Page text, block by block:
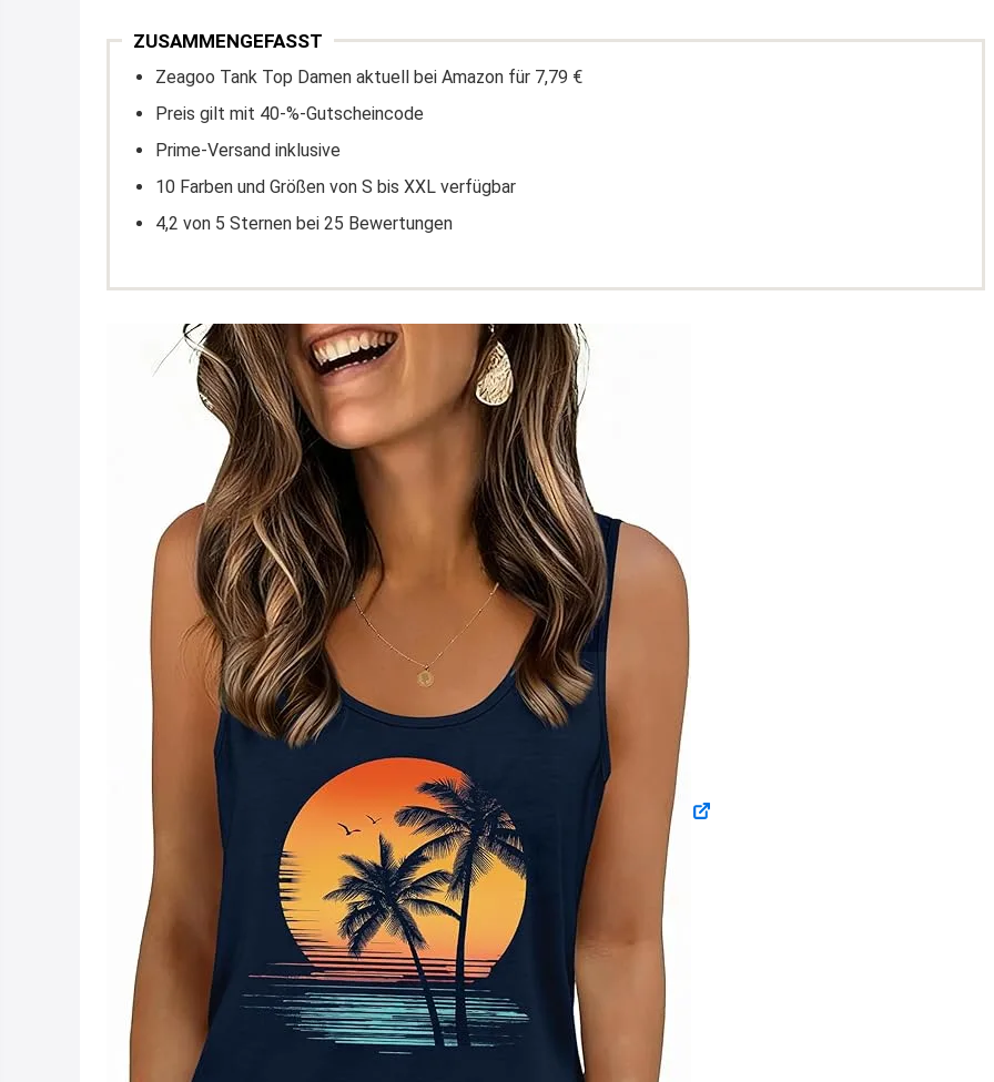
ZUSAMMENGEFASST
Zeagoo Tank Top Damen aktuell bei Amazon für 7,79 €
Preis gilt mit 40-%-Gutscheincode
Prime-Versand inklusive
10 Farben und Größen von S bis XXL verfügbar
4,2 von 5 Sternen bei 25 Bewertungen